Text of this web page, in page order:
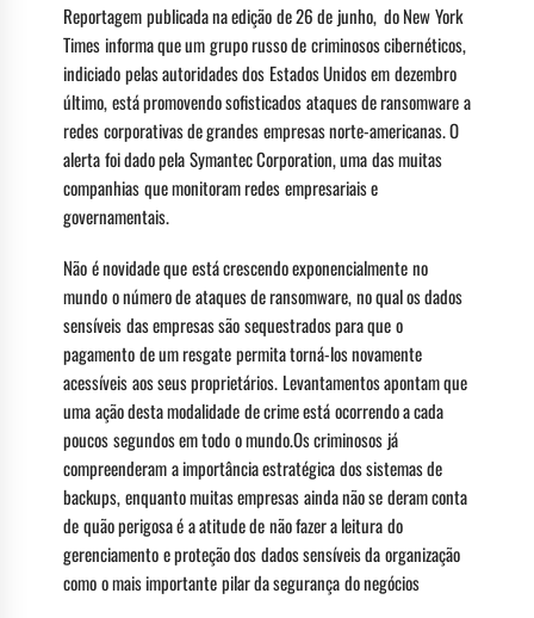
Reportagem publicada na edição de 26 de junho, do New York
Times informa que um grupo russo de criminosos cibernéticos,
indiciado pelas autoridades dos Estados Unidos em dezembro
último, está promovendo sofisticados ataques de ransomware a
redes corporativas de grandes empresas norte-americanas. O
alerta foi dado pela Symantec Corporation, uma das muitas
companhias que monitoram redes empresariais e
governamentais.
Não é novidade que está crescendo exponencialmente no
mundo o número de ataques de ransomware, no qual os dados
sensíveis das empresas são sequestrados para que o
pagamento de um resgate permita torná-los novamente
acessíveis aos seus proprietários. Levantamentos apontam que
uma ação desta modalidade de crime está ocorrendo a cada
poucos segundos em todo o mundo.Os criminosos já
compreenderam a importância estratégica dos sistemas de
backups, enquanto muitas empresas ainda não se deram conta
de quão perigosa é a atitude de não fazer a leitura do
gerenciamento e proteção dos dados sensíveis da organização
como o mais importante pilar da segurança do negócios